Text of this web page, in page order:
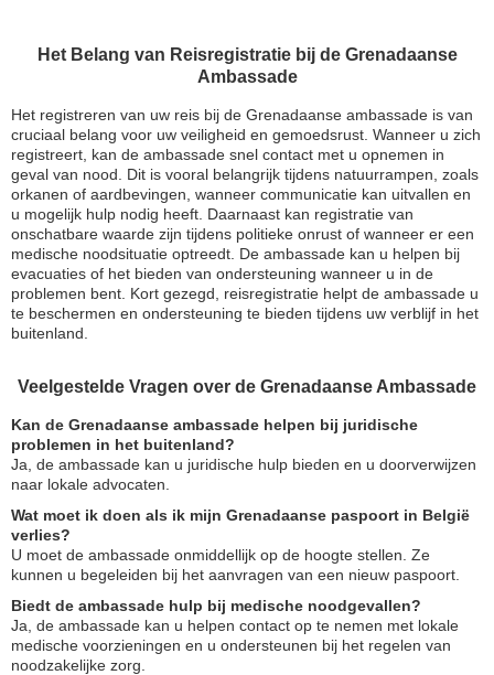
Het Belang van Reisregistratie bij de Grenadaanse
Ambassade
Het registreren van uw reis bij de Grenadaanse ambassade is van
cruciaal belang voor uw veiligheid en gemoedsrust. Wanneer u zich
registreert, kan de ambassade snel contact met u opnemen in
geval van nood. Dit is vooral belangrijk tijdens natuurrampen, zoals
orkanen of aardbevingen, wanneer communicatie kan uitvallen en
u mogelijk hulp nodig heeft. Daarnaast kan registratie van
onschatbare waarde zijn tijdens politieke onrust of wanneer er een
medische noodsituatie optreedt. De ambassade kan u helpen bij
evacuaties of het bieden van ondersteuning wanneer u in de
problemen bent. Kort gezegd, reisregistratie helpt de ambassade u
te beschermen en ondersteuning te bieden tijdens uw verblijf in het
buitenland.
Veelgestelde Vragen over de Grenadaanse Ambassade
Kan de Grenadaanse ambassade helpen bij juridische
problemen in het buitenland?
Ja, de ambassade kan u juridische hulp bieden en u doorverwijzen
naar lokale advocaten.
Wat moet ik doen als ik mijn Grenadaanse paspoort in België
verlies?
U moet de ambassade onmiddellijk op de hoogte stellen. Ze
kunnen u begeleiden bij het aanvragen van een nieuw paspoort.
Biedt de ambassade hulp bij medische noodgevallen?
Ja, de ambassade kan u helpen contact op te nemen met lokale
medische voorzieningen en u ondersteunen bij het regelen van
noodzakelijke zorg.